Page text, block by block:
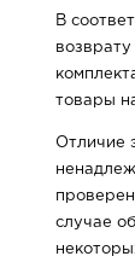
В
товары
Отличие
случае